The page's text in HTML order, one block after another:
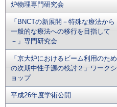
炉物理専門研究会
「BNCTの新展開－特殊な療法から
一般的な療法への移行を目指して
－」専門研究会
「京大炉におけるビーム利用のため
の次期中性子源の検討２」ワークシ
ョップ
平成26年度学術公開